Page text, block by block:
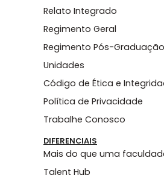
Relato Integrado
Regimento Geral
Regimento Pós-Graduação
Unidades
Código de Ética e
Política de Privacidade
Trabalhe Conosco
DIFERENCIAIS
Mais do que uma
Talent Hub